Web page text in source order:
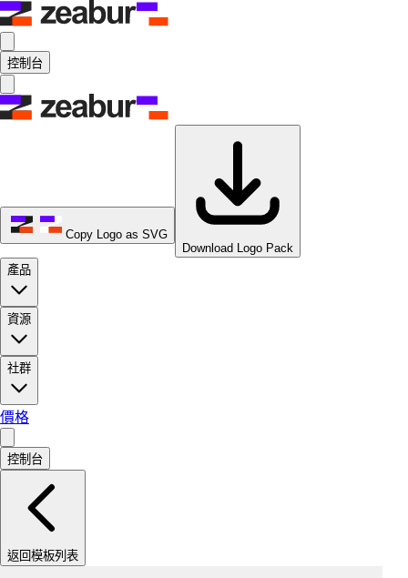
控制台
Copy Logo as SVG
Download Logo Pack
產品
資源
社群
價格
控制台
返回模板列表